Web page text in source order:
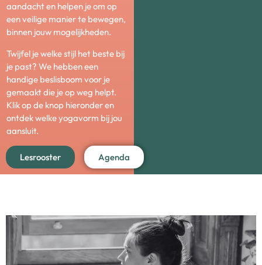
aandacht en helpen je om op
een veilige manier te bewegen,
binnen jouw mogelijkheden.
Twijfel je welke stijl het beste bij
je past? We hebben een
handige beslisboom voor je
gemaakt die je op weg helpt.
Klik op de knop hieronder en
ontdek welke yogavorm bij jou
aansluit.
Lesrooster Agenda